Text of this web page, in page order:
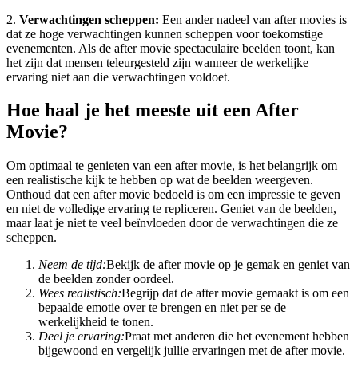
2. Verwachtingen scheppen: Een ander nadeel van after movies is
dat ze hoge verwachtingen kunnen scheppen voor toekomstige
evenementen. Als de after movie spectaculaire beelden toont, kan
het zijn dat mensen teleurgesteld zijn wanneer de werkelijke
ervaring niet aan die verwachtingen voldoet.
Hoe haal je het meeste uit een After
Movie?
Om optimaal te genieten van een after movie, is het belangrijk om
een realistische kijk te hebben op wat de beelden weergeven.
Onthoud dat een after movie bedoeld is om een impressie te geven
en niet de volledige ervaring te repliceren. Geniet van de beelden,
maar laat je niet te veel beïnvloeden door de verwachtingen die ze
scheppen.
Neem de tijd:Bekijk de after movie op je gemak en geniet van
de beelden zonder oordeel.
Wees realistisch:Begrijp dat de after movie gemaakt is om een
bepaalde emotie over te brengen en niet per se de
werkelijkheid te tonen.
Deel je ervaring:Praat met anderen die het evenement hebben
bijgewoond en vergelijk jullie ervaringen met de after movie.